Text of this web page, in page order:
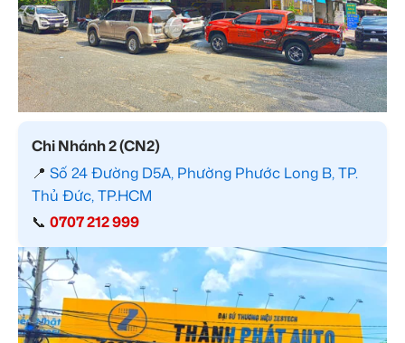
Chi Nhánh 2 (CN2)
📍 Số 24 Đường D5A, Phường Phước Long B, TP.
Thủ Đức, TP.HCM
📞 0707 212 999